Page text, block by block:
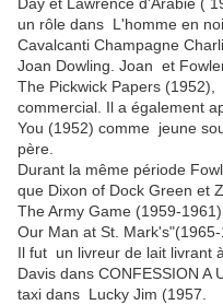
un rôle dans L'homme en
Cavalcanti Champagne
Joan Dowling. Joan et
The Pickwick Papers
commercial. Il a également
You (1952) comme jeune
père.
Durant la même période
que Dixon of Dock Green et
The Army Game (1959-
Our Man at St. Mark's"(1965-
Il fut un livreur de lait livrant
Davis dans CONFESSION A
taxi dans Lucky Jim (1957.